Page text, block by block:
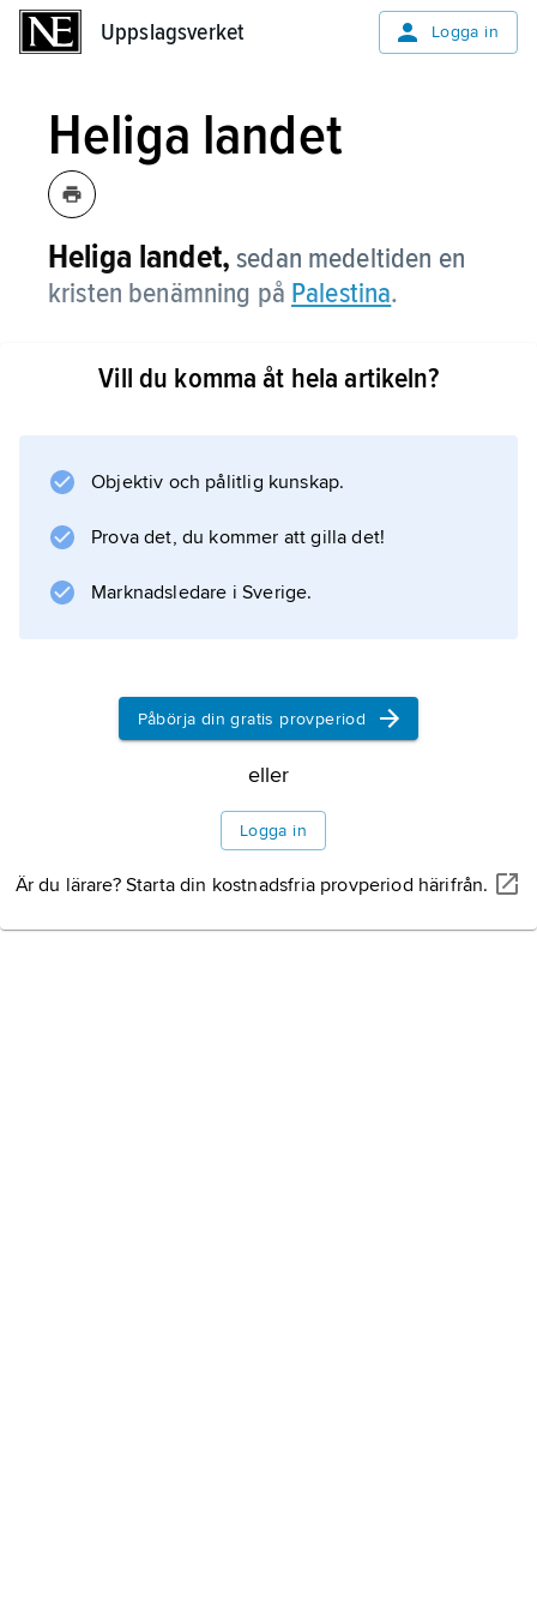
Uppslagsverket Logga in
Heliga landet
Heliga landet, sedan medeltiden en
kristen benämning på Palestina.
Vill du komma åt hela artikeln?
Objektiv och pålitlig kunskap.
Prova det, du kommer att gilla det!
Marknadsledare i Sverige.
Påbörja din gratis provperiod
eller
Logga in
Är du lärare? Starta din kostnadsfria provperiod härifrån.